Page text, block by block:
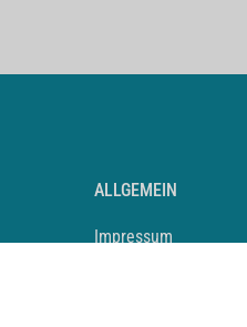
ALLGEMEIN
Impressum